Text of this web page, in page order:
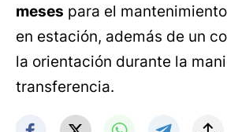
meses para el
en estación, además de un
la orientación durante la
transferencia.